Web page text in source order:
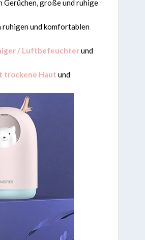
Gerüchen, große und ruhige
und komfortablen
/ Luftbefeuchterund
trockene Haut und